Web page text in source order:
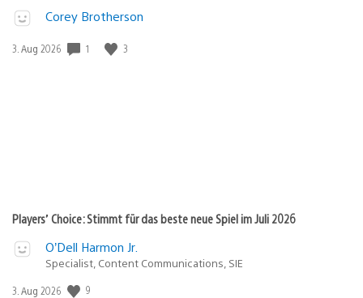
Corey Brotherson
Veröffentlichungsdatum:
3. Aug 2026 1 3
Players’ Choice: Stimmt für das beste neue Spiel im Juli 2026
O’Dell Harmon Jr.
Specialist, Content Communications, SIE
Veröffentlichungsdatum:
3. Aug 2026 9